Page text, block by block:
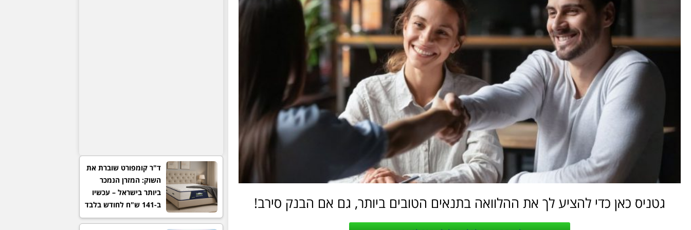
גטניס כאן כדי להציע לך את ההלוואה בתנאים הטובים ביותר, גם אם הבנק סירב!
ד"ר קומפורט שוברת את
השוק: המזרן הנמכר
ביותר בישראל – עכשיו
ב-141 ש"ח לחודש בלבד